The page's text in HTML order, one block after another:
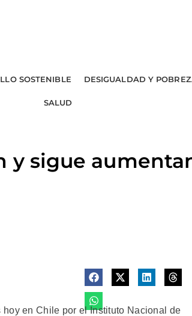
SOSTENIBLE DESIGUALDAD Y
SALUD
y sigue
en Chile por el Instituto Nacional de